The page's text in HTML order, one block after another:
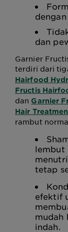
dengan
dan
Garnier
terdiri dari
Hairfood
Fructis
dan Garnier
Hair
rambut
lembut
tetap
efektif
mudah
indah.